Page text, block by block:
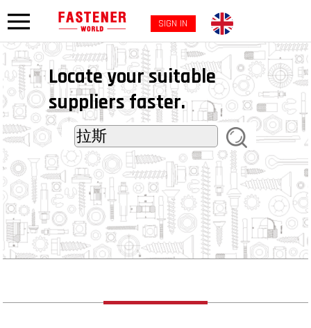
SIGN IN
Locate your suitable
suppliers faster.